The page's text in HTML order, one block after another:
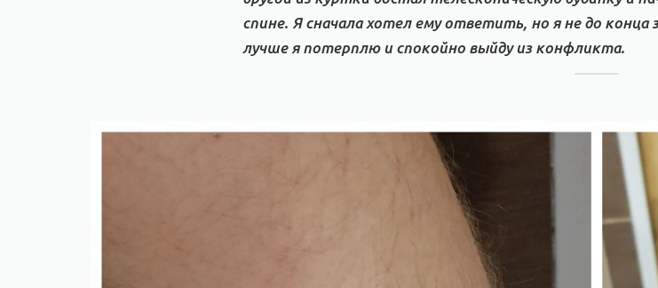
спине. Я сначала хотел ему ответить, но я не до
лучше я потерплю и спокойно выйду из конфликта.